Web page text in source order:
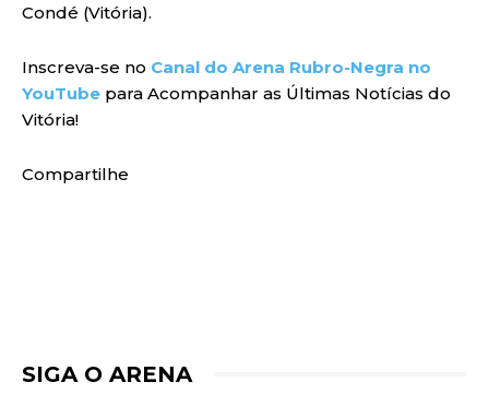
Condé (Vitória).
Inscreva-se no Canal do Arena Rubro-Negra no
YouTube para Acompanhar as Últimas Notícias do
Vitória!
Compartilhe
SIGA O ARENA